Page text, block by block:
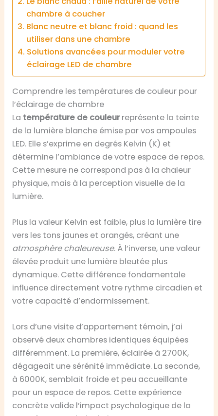
chambre à coucher
Blanc neutre et blanc froid : quand les
utiliser dans une chambre
Solutions avancées pour moduler votre
éclairage LED de chambre
Comprendre les températures de couleur pour
l’éclairage de chambre
La température de couleur représente la teinte
de la lumière blanche émise par vos ampoules
LED. Elle s’exprime en degrés Kelvin (K) et
détermine l’ambiance de votre espace de repos.
Cette mesure ne correspond pas à la chaleur
physique, mais à la perception visuelle de la
lumière.
Plus la valeur Kelvin est faible, plus la lumière tire
vers les tons jaunes et orangés, créant une
atmosphère chaleureuse. À l’inverse, une valeur
élevée produit une lumière bleutée plus
dynamique. Cette différence fondamentale
influence directement votre rythme circadien et
votre capacité d’endormissement.
Lors d’une visite d’appartement témoin, j’ai
observé deux chambres identiques équipées
différemment. La première, éclairée à 2700K,
dégageait une sérénité immédiate. La seconde,
à 6000K, semblait froide et peu accueillante
pour un espace de repos. Cette expérience
concrète valide l’impact psychologique de la